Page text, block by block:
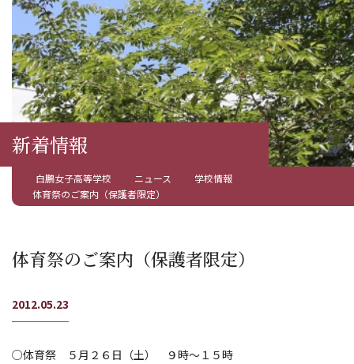
新着情報
白鵬女子高等学校 ニュース
学校情報
体育祭のご案内（保護者限定）
体育祭のご案内（保護者限定）
2012.05.23
○体育祭 ５月２６日（土） ９時～１５時